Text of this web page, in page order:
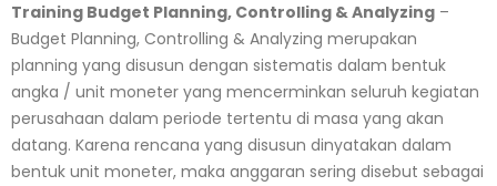
Training Budget Planning, Controlling & Analyzing –
Budget Planning, Controlling & Analyzing merupakan
planning yang disusun dengan sistematis dalam bentuk
angka / unit moneter yang mencerminkan seluruh kegiatan
perusahaan dalam periode tertentu di masa yang akan
datang. Karena rencana yang disusun dinyatakan dalam
bentuk unit moneter, maka anggaran sering disebut sebagai